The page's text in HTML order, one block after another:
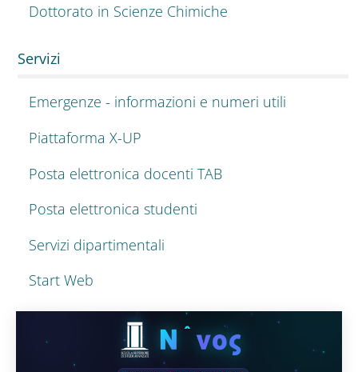
Dottorato in Scienze Chimiche
Servizi
Emergenze - informazioni e numeri utili
Piattaforma X-UP
Posta elettronica docenti TAB
Posta elettronica studenti
Servizi dipartimentali
Start Web